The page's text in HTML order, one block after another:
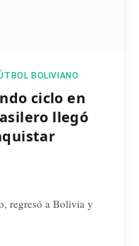
BOLIVIANO
ciclo en
llegó
regresó a Bolivia y